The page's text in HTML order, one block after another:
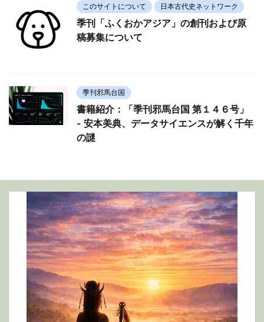
このサイトについて 日本古代史ネットワーク
季刊「ふくおかアジア」の創刊および原
稿募集について
季刊邪馬台国
書籍紹介：「季刊邪馬台国 第１４６号」
- 安本美典、データサイエンスが解く千年
の謎